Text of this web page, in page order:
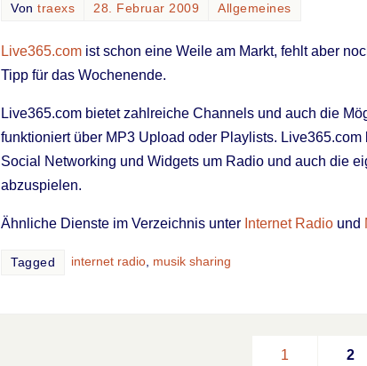
Von traexs 28. Februar 2009 Allgemeines
Live365.com ist schon eine Weile am Markt, fehlt aber
Tipp für das Wochenende.
Live365.com bietet zahlreiche Channels und auch die
funktioniert über MP3 Upload oder Playlists.
Social Networking und Widgets um Radio und auch die
abzuspielen.
Ähnliche Dienste im Verzeichnis unter Internet Radio und
Tagged internet radio musik sharing
1 2